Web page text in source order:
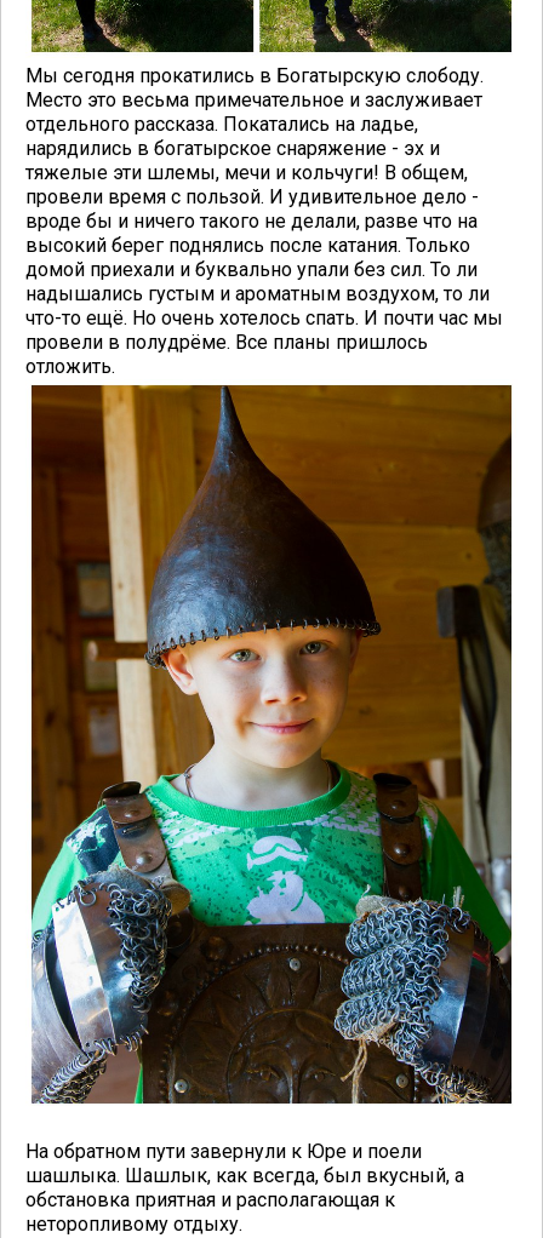
Мы сегодня прокатились в Богатырскую слободу.
Место это весьма примечательное и заслуживает
отдельного рассказа. Покатались на ладье,
нарядились в богатырское снаряжение - эх и
тяжелые эти шлемы, мечи и кольчуги! В общем,
провели время с пользой. И удивительное дело -
вроде бы и ничего такого не делали, разве что на
высокий берег поднялись после катания. Только
домой приехали и буквально упали без сил. То ли
надышались густым и ароматным воздухом, то ли
что-то ещё. Но очень хотелось спать. И почти час мы
провели в полудрёме. Все планы пришлось
отложить.
На обратном пути завернули к Юре и поели
шашлыка. Шашлык, как всегда, был вкусный, а
обстановка приятная и располагающая к
неторопливому отдыху.